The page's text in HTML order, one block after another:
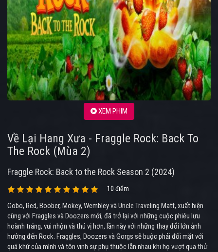
XEM PHIM
Về Lại Hang Xưa - Fraggle Rock: Back To
The Rock (Mùa 2)
Fraggle Rock: Back to the Rock Season 2 (2024)
10 điểm
Gobo, Red, Boober, Mokey, Wembley và Uncle Traveling Matt, xuất hiện
cùng với Fraggles và Doozers mới, đã trở lại với những cuộc phiêu lưu
hoành tráng, vui nhộn và thú vị hơn, lần này với những thay đổi lớn ảnh
hưởng đến Rock. Fraggles, Doozers và Gorgs sẽ buộc phải đối mặt với
quá khứ của mình và tôn vinh sự phụ thuộc lẫn nhau khi họ vượt qua thử